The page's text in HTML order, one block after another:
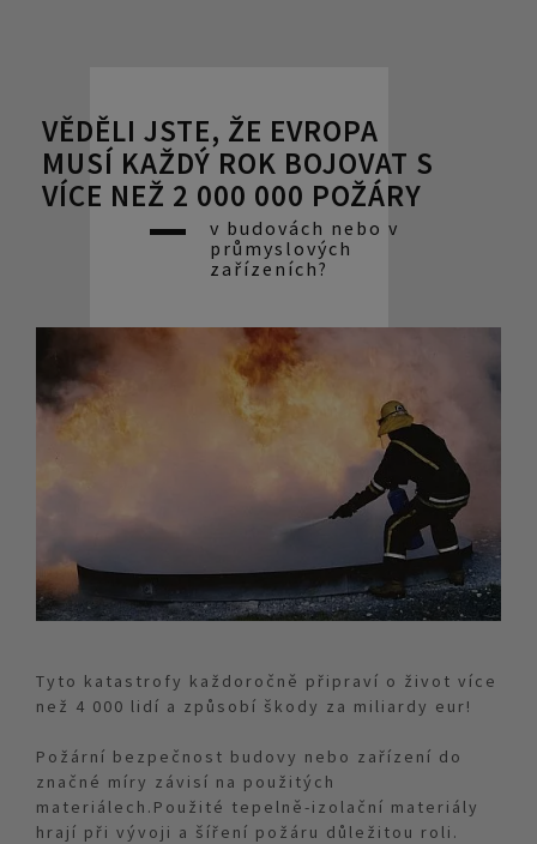
VĚDĚLI JSTE, ŽE EVROPA
MUSÍ KAŽDÝ ROK BOJOVAT S
VÍCE NEŽ 2 000 000 POŽÁRY
v budovách nebo v
průmyslových
zařízeních?
Tyto katastrofy každoročně připraví o život více
než 4 000 lidí a způsobí škody za miliardy eur!
Požární bezpečnost budovy nebo zařízení do
značné míry závisí na použitých
materiálech.Použité tepelně-izolační materiály
hrají při vývoji a šíření požáru důležitou roli.